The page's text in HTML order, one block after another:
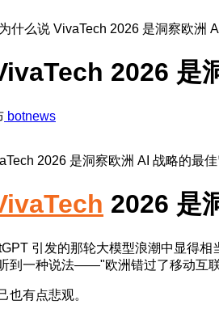
为什么说 VivaTech 2026 是洞察欧洲
2026 是
botnews
2026 是
引发的那轮大模型浪潮中显得
到一种说法——"欧洲错过了移动互联
也有点悲观。